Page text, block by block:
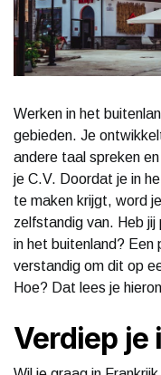
Werken in het
gebieden. Je
andere taal spreken
je C.V. Doordat je in
te maken krijgt, word
zelfstandig van. Heb
in het buitenland? Een
verstandig om dit op
Hoe? Dat lees je
Verdiep je